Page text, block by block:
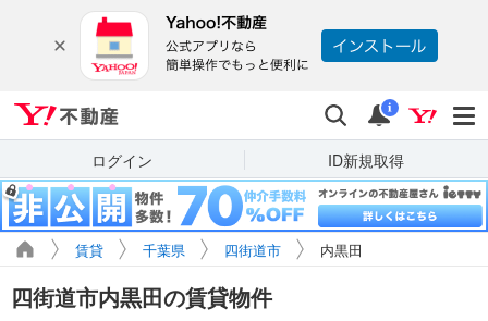
検索 通知
i
ログイン ID新規取得
賃貸 千葉県 四街道市 内黒田
四街道市内黒田の賃貸物件